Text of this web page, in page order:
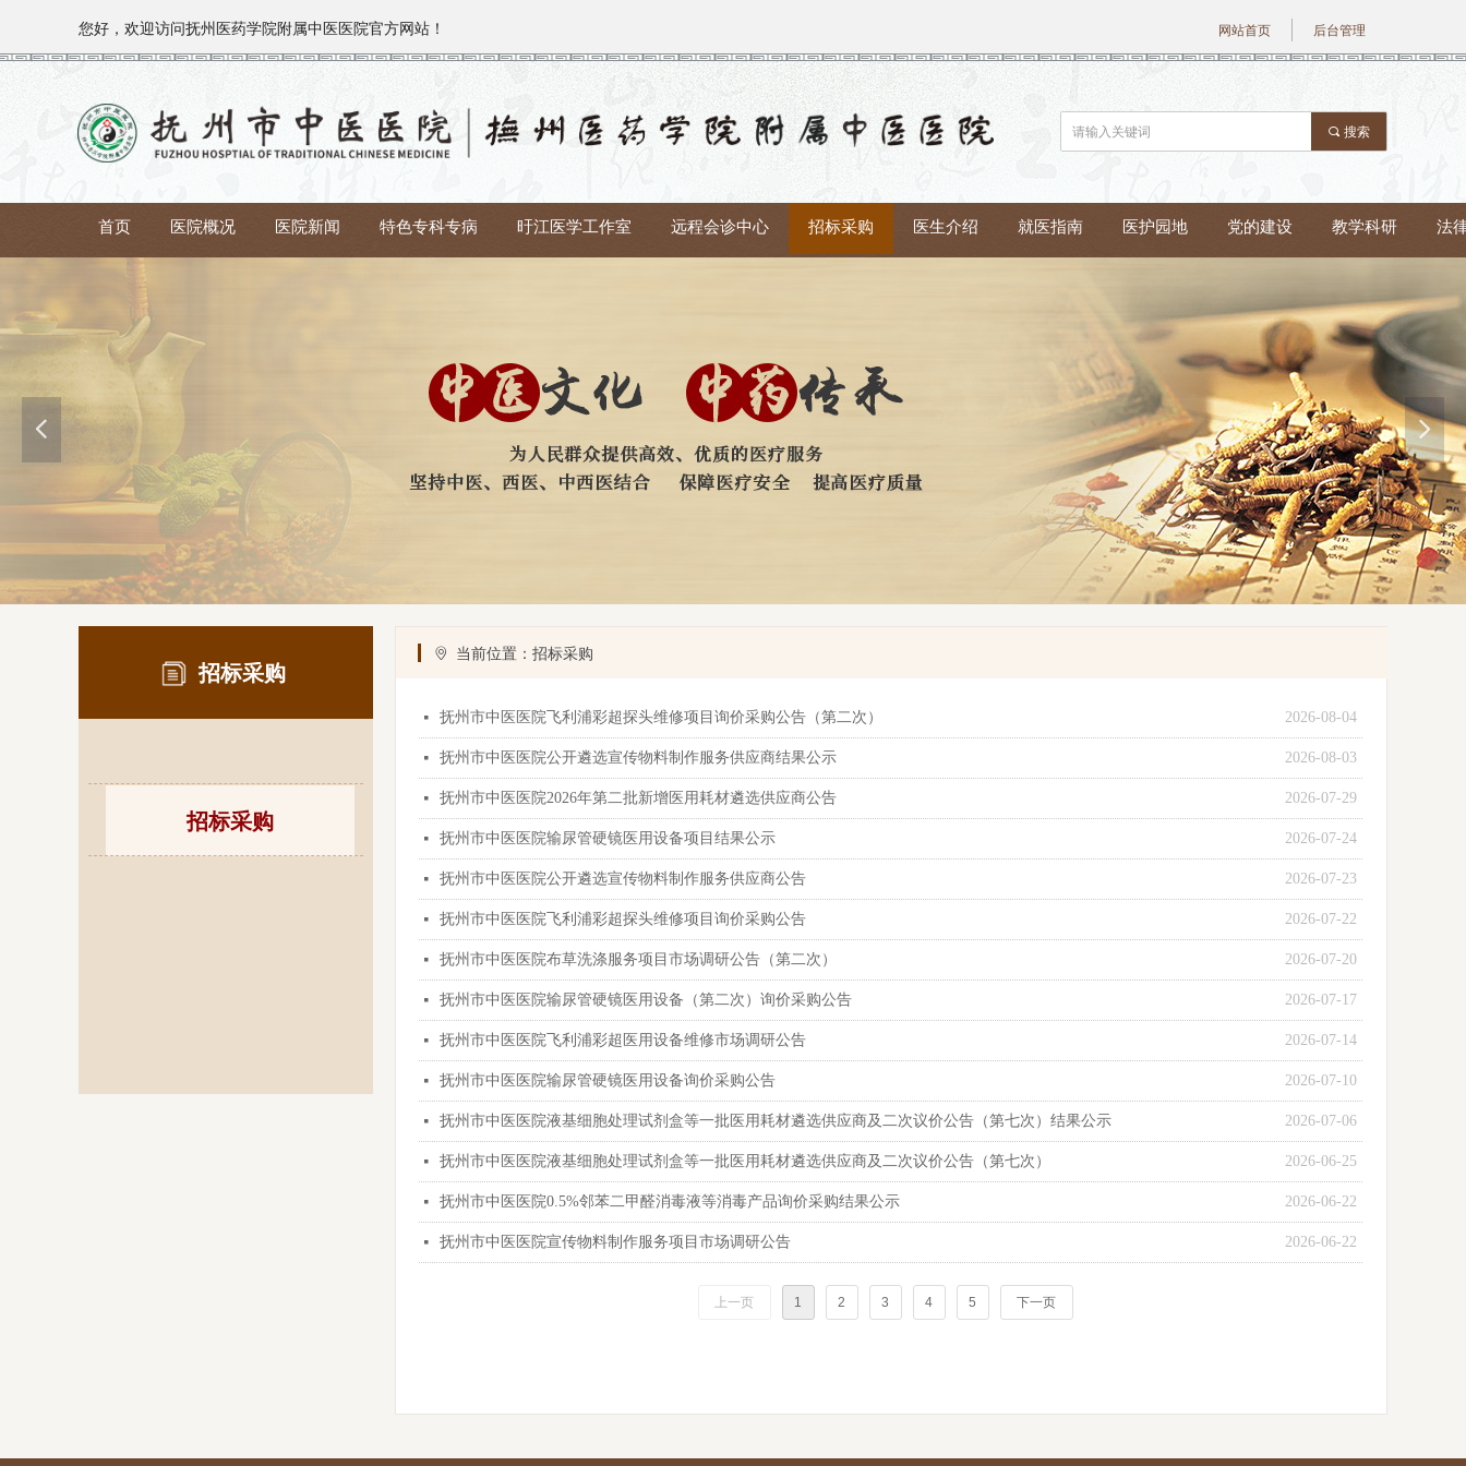
首页 医院概况 医院新闻 特色专科专病 旴江医学工作室 远程会诊中心 招标采购 医生介绍 就医指南 医护园地 党的建设 教学科研 法
끠 搜索
网站首页 后台管理
您好，欢迎访问抚州医药学院附属中医医院官方网站！
넳 넲
招标采购
招标采购
ꄹ 当前位置：招标采购
2026-08-04
넷 抚州市中医医院飞利浦彩超探头维修项目询价采购公告（第二次）
2026-08-03
넷 抚州市中医医院公开遴选宣传物料制作服务供应商结果公示
2026-07-29
넷 抚州市中医医院2026年第二批新增医用耗材遴选供应商公告
2026-07-24
넷 抚州市中医医院输尿管硬镜医用设备项目结果公示
2026-07-23
넷 抚州市中医医院公开遴选宣传物料制作服务供应商公告
2026-07-22
넷 抚州市中医医院飞利浦彩超探头维修项目询价采购公告
2026-07-20
넷 抚州市中医医院布草洗涤服务项目市场调研公告（第二次）
2026-07-17
넷 抚州市中医医院输尿管硬镜医用设备（第二次）询价采购公告
2026-07-14
넷 抚州市中医医院飞利浦彩超医用设备维修市场调研公告
2026-07-10
넷 抚州市中医医院输尿管硬镜医用设备询价采购公告
2026-07-06
넷 抚州市中医医院液基细胞处理试剂盒等一批医用耗材遴选供应商及二次议价公告（第七次）结果公示
2026-06-25
넷 抚州市中医医院液基细胞处理试剂盒等一批医用耗材遴选供应商及二次议价公告（第七次）
2026-06-22
넷 抚州市中医医院0.5%邻苯二甲醛消毒液等消毒产品询价采购结果公示
2026-06-22
넷 抚州市中医医院宣传物料制作服务项目市场调研公告
上一页 1 2 3 4 5 下一页